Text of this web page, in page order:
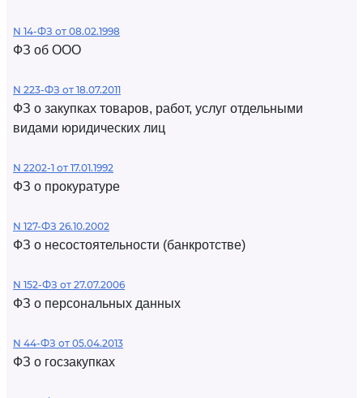
N 14-ФЗ от 08.02.1998
ФЗ об ООО
N 223-ФЗ от 18.07.2011
ФЗ о закупках товаров, работ, услуг отдельными
видами юридических лиц
N 2202-1 от 17.01.1992
ФЗ о прокуратуре
N 127-ФЗ 26.10.2002
ФЗ о несостоятельности (банкротстве)
N 152-ФЗ от 27.07.2006
ФЗ о персональных данных
N 44-ФЗ от 05.04.2013
ФЗ о госзакупках